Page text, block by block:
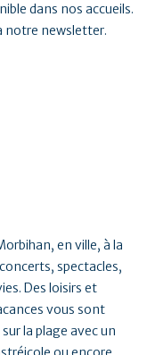
dans nos accueils.
notre newsletter.
en ville, à la
spectacles,
Des loisirs et
vous sont
la plage avec un